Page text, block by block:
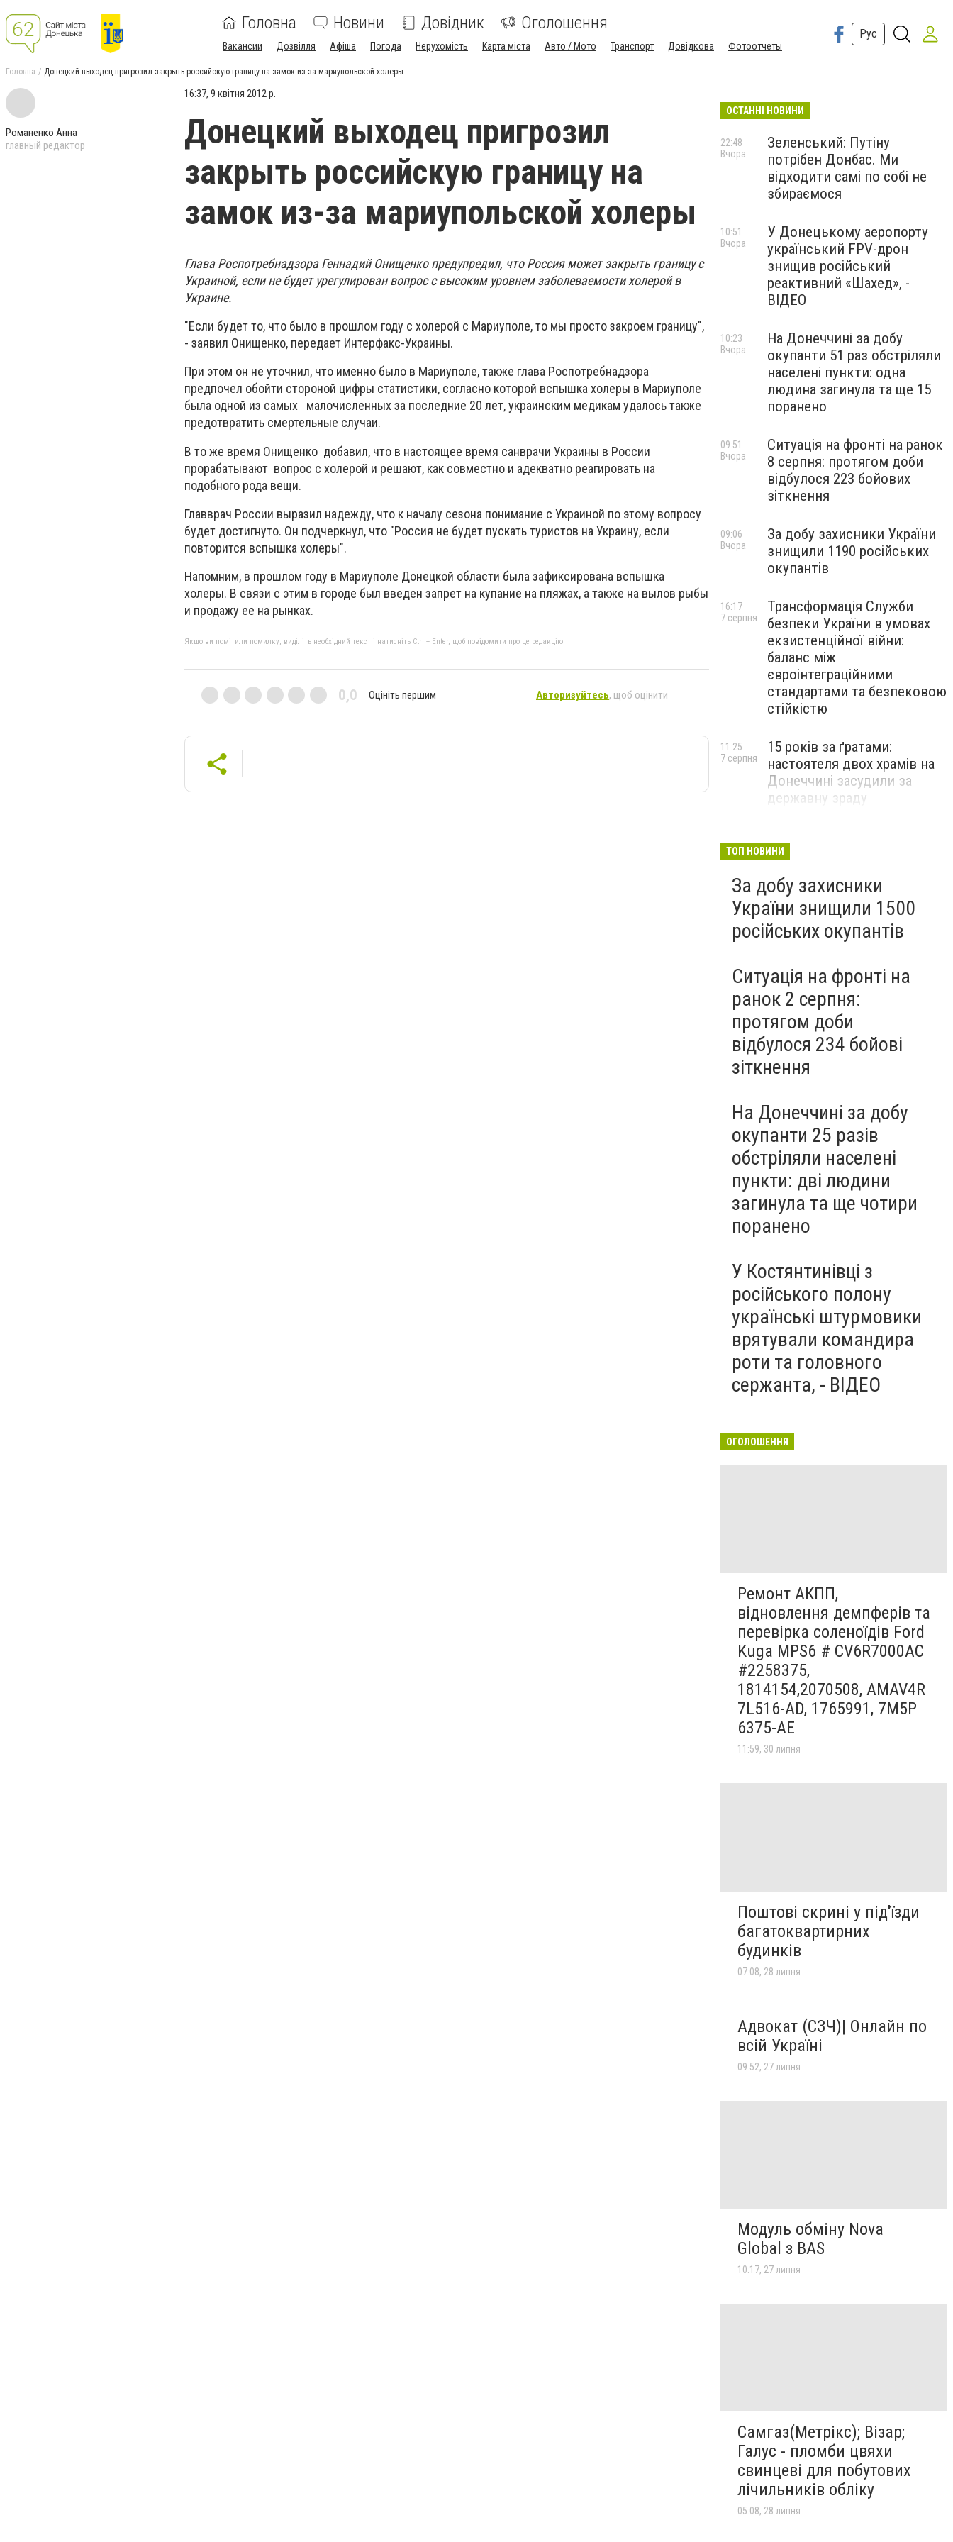
Головна Новини Довідник Оголошення
Вакансии Дозвілля Афіша Погода Нерухомість Карта міста Авто / Мото Транспорт Довідкова Фотоотчеты
Рус
Головна Донецкий выходец пригрозил закрыть российскую границу на замок из-за мариупольской холеры
Романенко Анна
главный редактор
16:37, 9 квітня 2012 р.
Донецкий выходец пригрозил
закрыть российскую границу на
замок из-за мариупольской холеры
Глава Роспотребнадзора Геннадий Онищенко предупредил, что Россия может закрыть границу с
Украиной, если не будет урегулирован вопрос с высоким уровнем заболеваемости холерой в
Украине.
"Если будет то, что было в прошлом году с холерой с Мариуполе, то мы просто закроем границу",
- заявил Онищенко, передает Интерфакс-Украины.
При этом он не уточнил, что именно было в Мариуполе, также глава Роспотребнадзора
предпочел обойти стороной цифры статистики, согласно которой вспышка холеры в Мариуполе
была одной из самых малочисленных за последние 20 лет, украинским медикам удалось также
предотвратить смертельные случаи.
В то же время Онищенко добавил, что в настоящее время санврачи Украины в России
прорабатывают вопрос с холерой и решают, как совместно и адекватно реагировать на
подобного рода вещи.
Главврач России выразил надежду, что к началу сезона понимание с Украиной по этому вопросу
будет достигнуто. Он подчеркнул, что "Россия не будет пускать туристов на Украину, если
повторится вспышка холеры".
Напомним, в прошлом году в Мариуполе Донецкой области была зафиксирована вспышка
холеры. В связи с этим в городе был введен запрет на купание на пляжах, а также на вылов рыбы
и продажу ее на рынках.
Якщо ви помітили помилку, виділіть необхідний текст і натисніть Ctrl + Enter, щоб повідомити про це редакцію
0,0 Оцініть першим Авторизуйтесь, щоб оцінити
ОСТАННІ НОВИНИ
Зеленський: Путіну
потрібен Донбас. Ми
відходити самі по собі не
збираємося
22:48
Вчора
У Донецькому аеропорту
український FPV-дрон
знищив російський
реактивний «Шахед», -
ВІДЕО
10:51
Вчора
На Донеччині за добу
окупанти 51 раз обстріляли
населені пункти: одна
людина загинула та ще 15
поранено
10:23
Вчора
Ситуація на фронті на ранок
8 серпня: протягом доби
відбулося 223 бойових
зіткнення
09:51
Вчора
За добу захисники України
знищили 1190 російських
окупантів
09:06
Вчора
Трансформація Служби
безпеки України в умовах
екзистенційної війни:
баланс між
євроінтеграційними
стандартами та безпековою
стійкістю
16:17
7 серпня
15 років за ґратами:
настоятеля двох храмів на
Донеччині засудили за
державну зраду
11:25
7 серпня
полоненого бійця ЗСУ на
розслідування
7 серпня
ТОП НОВИНИ
За добу захисники
України знищили 1500
російських окупантів
Ситуація на фронті на
ранок 2 серпня:
протягом доби
відбулося 234 бойові
зіткнення
На Донеччині за добу
окупанти 25 разів
обстріляли населені
пункти: дві людини
загинула та ще чотири
поранено
У Костянтинівці з
російського полону
українські штурмовики
врятували командира
роти та головного
сержанта, - ВІДЕО
ОГОЛОШЕННЯ
Ремонт АКПП,
відновлення демпферів та
перевірка соленоїдів Ford
Kuga MPS6 # CV6R7000AC
#2258375,
1814154,2070508, AMAV4R
7L516-AD, 1765991, 7M5P
6375-AE
11:59, 30 липня
Поштові скрині у під'їзди
багатоквартирних
будинків
07:08, 28 липня
Адвокат (СЗЧ)| Онлайн по
всій Україні
09:52, 27 липня
Модуль обміну Nova
Global з BAS
10:17, 27 липня
Самгаз(Метрікс); Візар;
Галус - пломби цвяхи
свинцеві для побутових
лічильників обліку
05:08, 28 липня